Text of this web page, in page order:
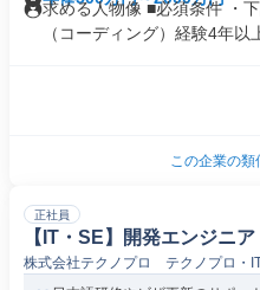
求める人物像 ■必須条件 ・
（コーディング）経験4年以
この企業の類
正社員
【IT・SE】開発エンジニア
株式会社テクノプロ テクノプロ・